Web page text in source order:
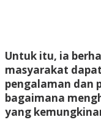
Untuk itu, ia
masyarakat
pengalaman dan
bagaimana
yang